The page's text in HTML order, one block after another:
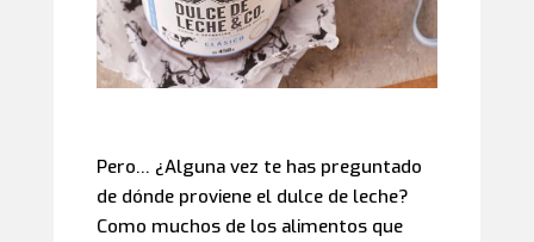
Pero… ¿Alguna vez te has preguntado
de dónde proviene el dulce de leche?
Como muchos de los alimentos que